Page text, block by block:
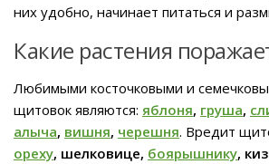
них удобно, начинает питаться и
Какие растения
Любимыми косточковыми и
щитовок являются: яблоня, груша,
алыча, вишня, черешня. Вредит
ореху, шелковице, боярышнику,